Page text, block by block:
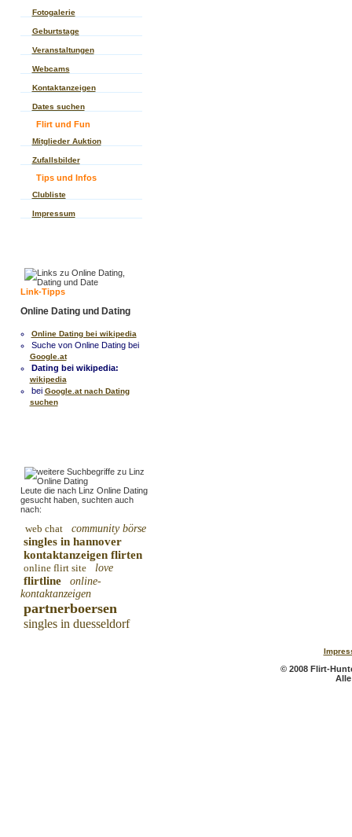
Fotogalerie
Geburtstage
Veranstaltungen
Webcams
Kontaktanzeigen
Dates suchen
Flirt und Fun
Mitglieder Auktion
Zufallsbilder
Tips und Infos
Clubliste
Impressum
Link-Tipps
Online Dating und Dating
Online Dating bei wikipedia
Suche von Online Dating bei
Google.at
Dating bei wikipedia:
wikipedia
bei Google.at nach Dating
suchen
Leute die nach Linz Online Dating
gesucht haben, suchten auch
nach:
web chat community börse
singles in hannover
kontaktanzeigen flirten
online flirt site love
flirtline
online-
kontaktanzeigen
partnerboersen
singles in duesseldorf
© 2008 Flirt-